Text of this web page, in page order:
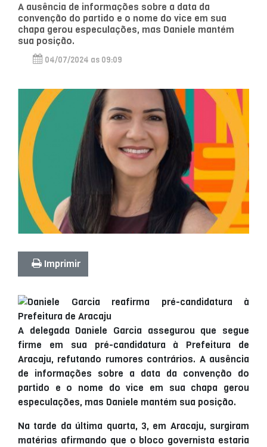
A ausência de informações sobre a data da
convenção do partido e o nome do vice em sua
chapa gerou especulações, mas Daniele mantém
sua posição.
04/07/2024 as 09:09
Imprimir
A delegada Daniele Garcia assegurou que segue
firme em sua pré-candidatura à Prefeitura de
Aracaju, refutando rumores contrários. A ausência
de informações sobre a data da convenção do
partido e o nome do vice em sua chapa gerou
especulações, mas Daniele mantém sua posição.
Na tarde da última quarta, 3, em Aracaju, surgiram
matérias afirmando que o bloco governista estaria